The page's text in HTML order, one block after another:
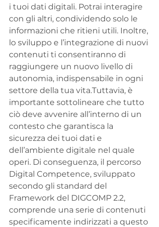
i tuoi dati digitali. Potrai interagire
con gli altri, condividendo solo le
informazioni che ritieni utili. Inoltre,
lo sviluppo e l’integrazione di nuovi
contenuti ti consentiranno di
raggiungere un nuovo livello di
autonomia, indispensabile in ogni
settore della tua vita.Tuttavia, è
importante sottolineare che tutto
ciò deve avvenire all’interno di un
contesto che garantisca la
sicurezza dei tuoi dati e
dell’ambiente digitale nel quale
operi. Di conseguenza, il percorso
Digital Competence, sviluppato
secondo gli standard del
Framework del DIGCOMP 2.2,
comprende una serie di contenuti
specificamente indirizzati a questo